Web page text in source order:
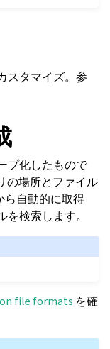
スタマイズ。参
プ化したもので
の場所とファイル
ら自動的に取得
検索します。
file formats を確